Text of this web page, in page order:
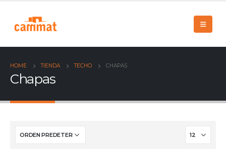
HOME TIENDA TECHO CHAPAS
Chapas